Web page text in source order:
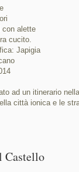
con alette
cucito.
Japigia
ad un itinerario
città ionica e le
Castello